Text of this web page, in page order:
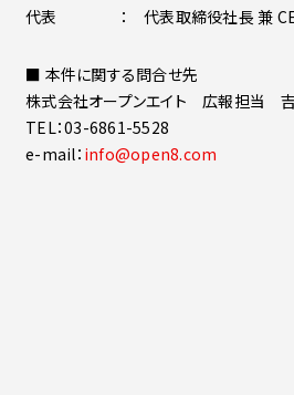
代表 ： 代表取締役社長 兼
■ 本件に関する問合せ先
株式会社オープンエイト 広報担当
TEL：03-6861-5528
e-mail： info@open8.com